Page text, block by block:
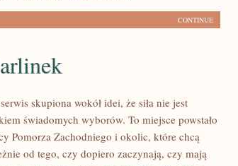
CONTINUE
skupiona wokół idei, że siła nie jest
świadomych wyborów. To miejsce powstało
Pomorza Zachodniego i okolic, które chcą
od tego, czy dopiero zaczynają, czy mają